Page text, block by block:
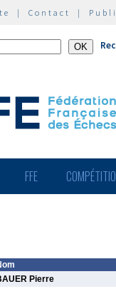
| Contact |
FFE
Pierre